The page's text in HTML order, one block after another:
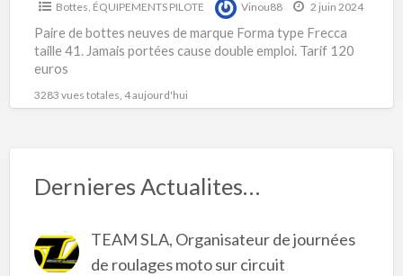
Bottes, ÉQUIPEMENTS PILOTE Vinou88 2 juin 2024
Paire de bottes neuves de marque Forma type Frecca
taille 41. Jamais portées cause double emploi. Tarif 120
euros
3283 vues totales, 4 aujourd'hui
Dernieres Actualites…
TEAM SLA, Organisateur de journées
de roulages moto sur circuit